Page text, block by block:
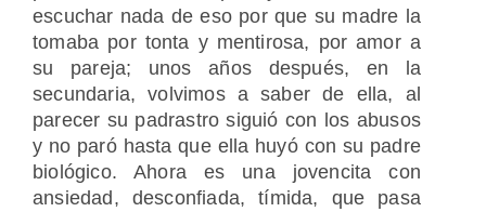
escuchar nada de eso por que su madre la
tomaba por tonta y mentirosa, por amor a
su pareja; unos años después, en la
secundaria, volvimos a saber de ella, al
parecer su padrastro siguió con los abusos
y no paró hasta que ella huyó con su padre
biológico. Ahora es una jovencita con
ansiedad, desconfiada, tímida, que pasa